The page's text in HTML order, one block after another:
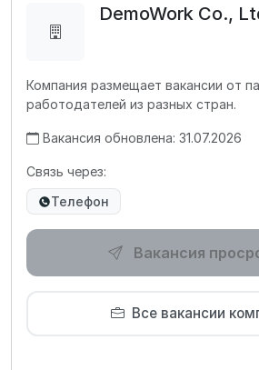
DemoWork Co.,
Компания размещает вакансии от
работодателей из разных стран.
Вакансия обновлена: 31.07.2026
Связь через:
Телефон
Вакансия
Все вакансии